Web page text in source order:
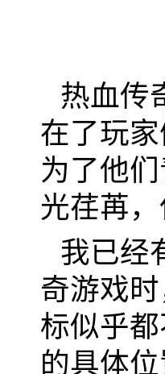
热血传
在了玩
为了他
光荏苒
我已经
奇游戏
标似乎
的具体